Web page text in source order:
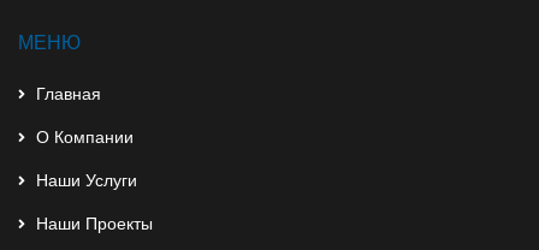
МЕНЮ
Главная
О Компании
Наши Услуги
Наши Проекты